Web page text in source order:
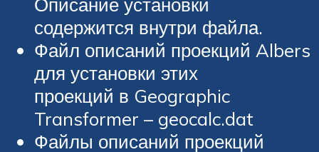
содержится внутри файла.
Файл описаний проекций Albers
для установки этих
проекций в Geographic
Transformer – geocalc.dat
Файлы описаний проекций